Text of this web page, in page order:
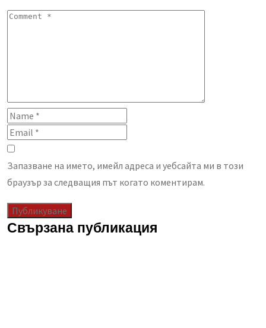
Запазване на името, имейл адреса и уебсайта ми в този
браузър за следващия път когато коментирам.
Свързана публикация